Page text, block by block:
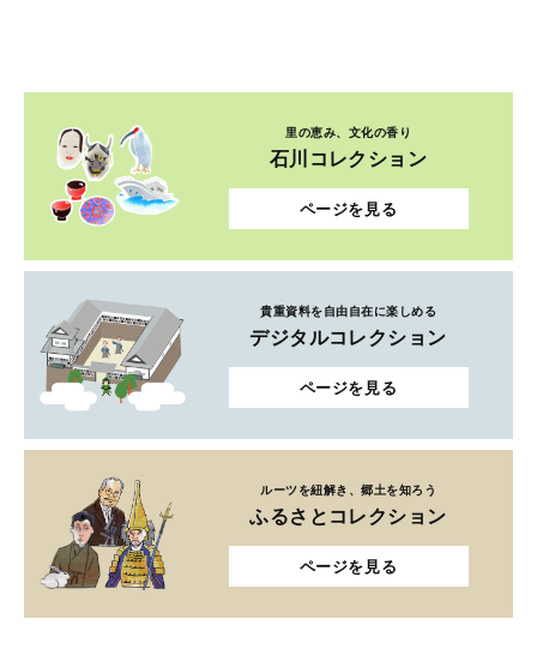
里の恵み、文化の香り
石川コレクション
ページを見る
貴重資料を自由自在に楽しめる
デジタルコレクション
ページを見る
ルーツを紐解き、郷土を知ろう
ふるさとコレクション
ページを見る